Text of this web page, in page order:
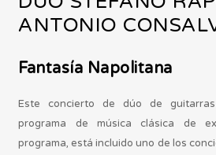
ANTONIO
Fantasía Napolitana
Este concierto de dúo de
programa de música clásica de
programa, está incluido uno de los